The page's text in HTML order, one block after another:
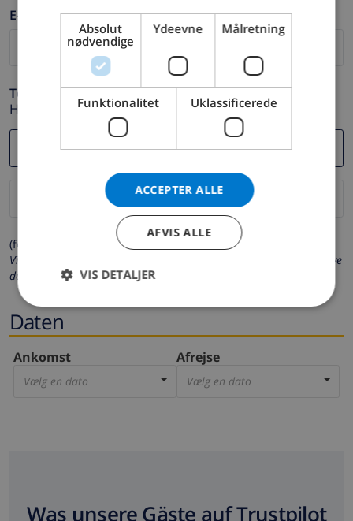
E-mail *
Telefon *
Hvis din e-mail adresse ikke fungerer korrekt.
(felter markeret med * er obligatoriske)
Vi beskytter dit privatliv. Dine personlige oplysninger vil aldrig blive
delt med andre.
Daten
Ankomst
Vælg en dato
Afrejse
Vælg en dato
Was unsere Gäste auf Trustpilot
ITALIAN
NORWEGIAN
Absolut
nødvendige
Ydeevne Målretning
Funktionalitet Uklassificerede
ACCEPTER ALLE
AFVIS ALLE
VIS DETALJER